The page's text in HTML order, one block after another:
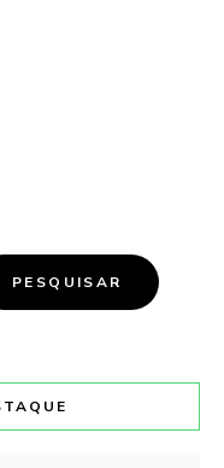
PESQUISAR